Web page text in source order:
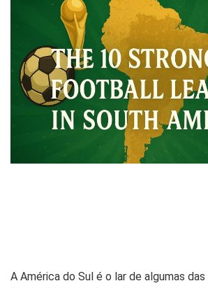
A América do Sul é o lar de algumas